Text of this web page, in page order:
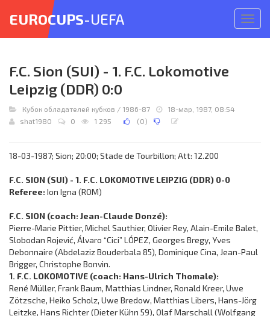
меню
EUROCUPS-UEFA
F.C. Sion (SUI) - 1. F.C. Lokomotive
Leipzig (DDR) 0:0
Кубок обладателей кубков / 1986-87
18-мар, 1987, 08:54
shat1980
0 1 295 (0)
18-03-1987; Sion; 20:00; Stade de Tourbillon; Att: 12.200
F.C. SION (SUI) - 1. F.C. LOKOMOTIVE LEIPZIG (DDR) 0-0
Referee: Ion Igna (ROM)
F.C. SION (coach: Jean-Claude Donzé):
Pierre-Marie Pittier, Michel Sauthier, Olivier Rey, Alain-Emile Balet,
Slobodan Rojević, Álvaro “Cici” LÓPEZ, Georges Bregy, Yves
Debonnaire (Abdelaziz Bouderbala 85), Dominique Cina, Jean-Paul
Brigger, Christophe Bonvin.
1. F.C. LOKOMOTIVE (coach: Hans-Ulrich Thomale):
René Müller, Frank Baum, Matthias Lindner, Ronald Kreer, Uwe
Zötzsche, Heiko Scholz, Uwe Bredow, Matthias Libers, Hans-Jörg
Leitzke, Hans Richter (Dieter Kühn 59), Olaf Marschall (Wolfgang